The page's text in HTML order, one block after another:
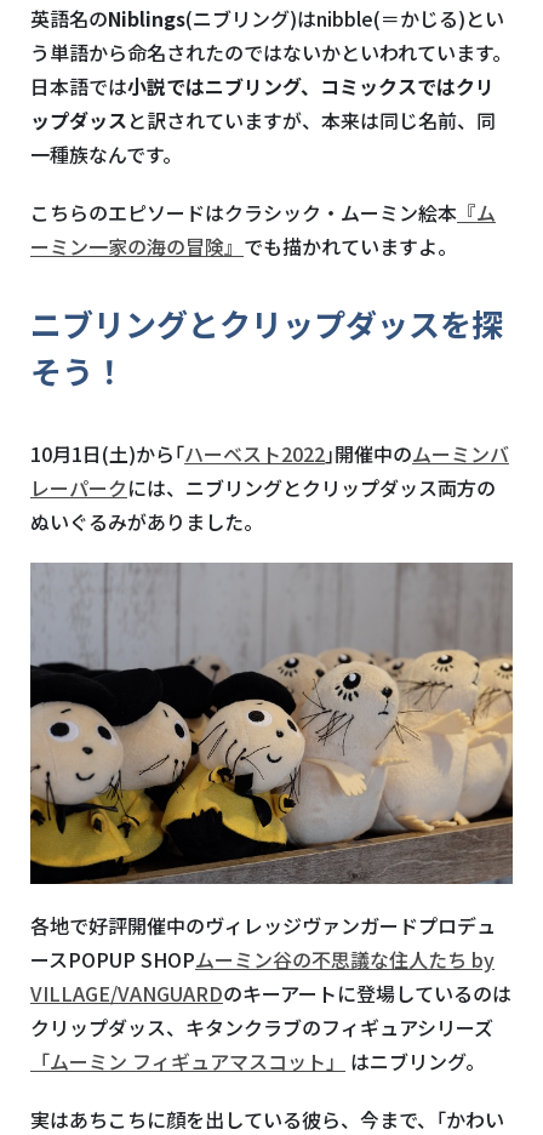
英語名のNiblings(ニブリング)はnibble(＝かじる)とい
う単語から命名されたのではないかといわれています。
日本語では小説ではニブリング、コミックスではクリ
ップダッスと訳されていますが、本来は同じ名前、同
一種族なんです。
こちらのエピソードはクラシック・ムーミン絵本 『ム
ーミン一家の海の冒険』 でも描かれていますよ。
ニブリングとクリップダッスを探
そう！
10月1日(土)から｢ハーベスト2022｣開催中のムーミンバ
レーパークには、ニブリングとクリップダッス両方の
ぬいぐるみがありました。
各地で好評開催中のヴィレッジヴァンガードプロデュ
ースPOPUP SHOPムーミン谷の不思議な住人たち by
VILLAGE/VANGUARDのキーアートに登場しているのは
クリップダッス、キタンクラブのフィギュアシリーズ
「ムーミン フィギュアマスコット」
はニブリング。
実はあちこちに顔を出している彼ら、今まで、｢かわい